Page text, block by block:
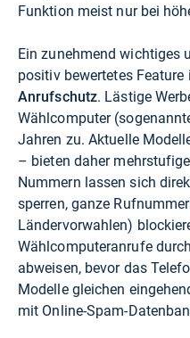
Funktion meist nur bei
Ein zunehmend wichtiges
positiv bewertetes Feature
Anrufschutz. Lästige
Wählcomputer
Jahren zu. Aktuelle
– bieten daher
Nummern lassen sich
sperren, ganze
Ländervorwahlen)
Wählcomputeranrufe
abweisen, bevor das
Modelle gleichen
mit Online-Spam-